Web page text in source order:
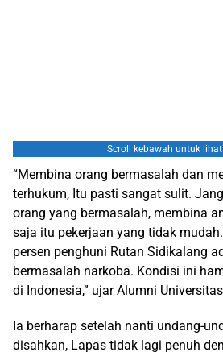
Scroll kebawah untuk
“Membina orang bermasalah dan
terhukum, Itu pasti sangat sulit.
orang yang bermasalah, membina
saja itu pekerjaan yang tidak
persen penghuni Rutan Sidikalang
bermasalah narkoba. Kondisi ini
di Indonesia,” ujar Alumni
Ia berharap setelah nanti undang-
disahkan, Lapas tidak lagi penuh